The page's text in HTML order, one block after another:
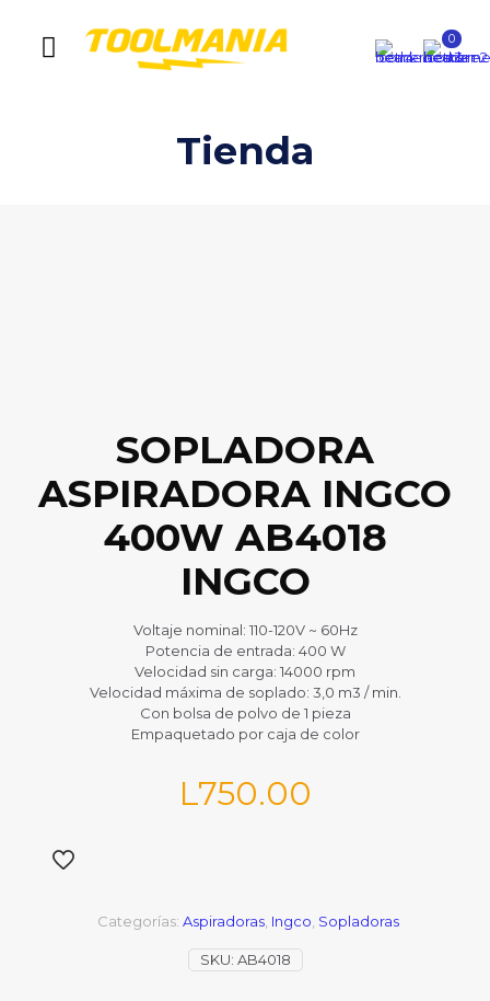
0
Tienda
SOPLADORA
ASPIRADORA INGCO
400W AB4018
INGCO
Voltaje nominal: 110-120V ~ 60Hz
Potencia de entrada: 400 W
Velocidad sin carga: 14000 rpm
Velocidad máxima de soplado: 3,0 m3 / min.
Con bolsa de polvo de 1 pieza
Empaquetado por caja de color
L750.00
SKU: AB4018
Categorías: Aspiradoras, Ingco Sopladoras